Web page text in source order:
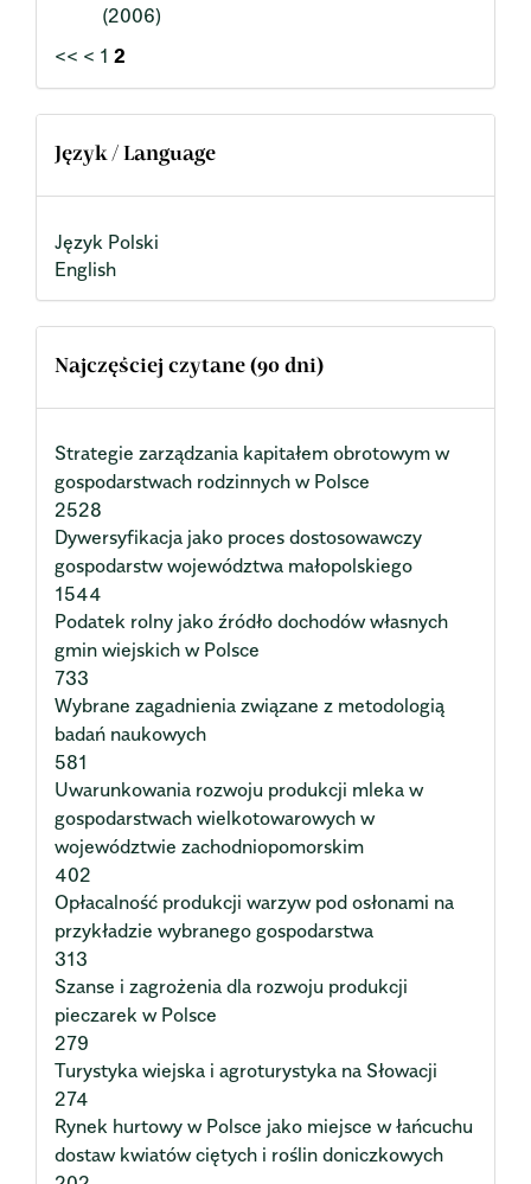
(2006)
<< < 1 2
Język / Language
Język Polski
English
Najczęściej czytane (90 dni)
Strategie zarządzania kapitałem obrotowym w
gospodarstwach rodzinnych w Polsce
2528
Dywersyfikacja jako proces dostosowawczy
gospodarstw województwa małopolskiego
1544
Podatek rolny jako źródło dochodów własnych
gmin wiejskich w Polsce
733
Wybrane zagadnienia związane z metodologią
badań naukowych
581
Uwarunkowania rozwoju produkcji mleka w
gospodarstwach wielkotowarowych w
województwie zachodniopomorskim
402
Opłacalność produkcji warzyw pod osłonami na
przykładzie wybranego gospodarstwa
313
Szanse i zagrożenia dla rozwoju produkcji
pieczarek w Polsce
279
Turystyka wiejska i agroturystyka na Słowacji
274
Rynek hurtowy w Polsce jako miejsce w łańcuchu
dostaw kwiatów ciętych i roślin doniczkowych